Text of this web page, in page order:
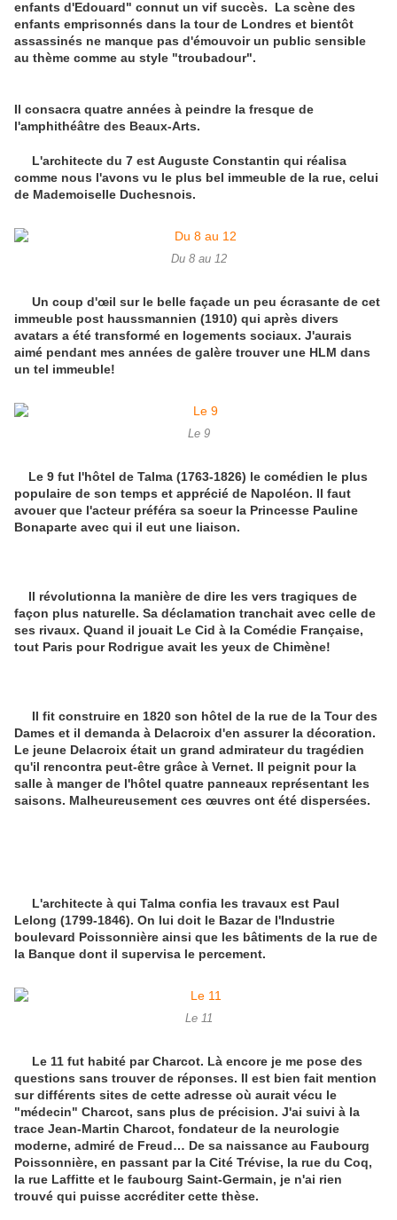
enfants d'Edouard" connut un vif succès. La scène des
enfants emprisonnés dans la tour de Londres et bientôt
assassinés ne manque pas d'émouvoir un public sensible
au thème comme au style "troubadour".
Il consacra quatre années à peindre la fresque de
l'amphithéâtre des Beaux-Arts.
L'architecte du 7 est Auguste Constantin qui réalisa
comme nous l'avons vu le plus bel immeuble de la rue, celui
de Mademoiselle Duchesnois.
Du 8 au 12
Un coup d'œil sur le belle façade un peu écrasante de cet
immeuble post haussmannien (1910) qui après divers
avatars a été transformé en logements sociaux. J'aurais
aimé pendant mes années de galère trouver une HLM dans
un tel immeuble!
Le 9
Le 9 fut l'hôtel de Talma (1763-1826) le comédien le plus
populaire de son temps et apprécié de Napoléon. Il faut
avouer que l'acteur préféra sa soeur la Princesse Pauline
Bonaparte avec qui il eut une liaison.
Il révolutionna la manière de dire les vers tragiques de
façon plus naturelle. Sa déclamation tranchait avec celle de
ses rivaux. Quand il jouait Le Cid à la Comédie Française,
tout Paris pour Rodrigue avait les yeux de Chimène!
Il fit construire en 1820 son hôtel de la rue de la Tour des
Dames et il demanda à Delacroix d'en assurer la décoration.
Le jeune Delacroix était un grand admirateur du tragédien
qu'il rencontra peut-être grâce à Vernet. Il peignit pour la
salle à manger de l'hôtel quatre panneaux représentant les
saisons. Malheureusement ces œuvres ont été dispersées.
L'architecte à qui Talma confia les travaux est Paul
Lelong (1799-1846). On lui doit le Bazar de l'Industrie
boulevard Poissonnière ainsi que les bâtiments de la rue de
la Banque dont il supervisa le percement.
Le 11
Le 11 fut habité par Charcot. Là encore je me pose des
questions sans trouver de réponses. Il est bien fait mention
sur différents sites de cette adresse où aurait vécu le
"médecin" Charcot, sans plus de précision. J'ai suivi à la
trace Jean-Martin Charcot, fondateur de la neurologie
moderne, admiré de Freud… De sa naissance au Faubourg
Poissonnière, en passant par la Cité Trévise, la rue du Coq,
la rue Laffitte et le faubourg Saint-Germain, je n'ai rien
trouvé qui puisse accréditer cette thèse.